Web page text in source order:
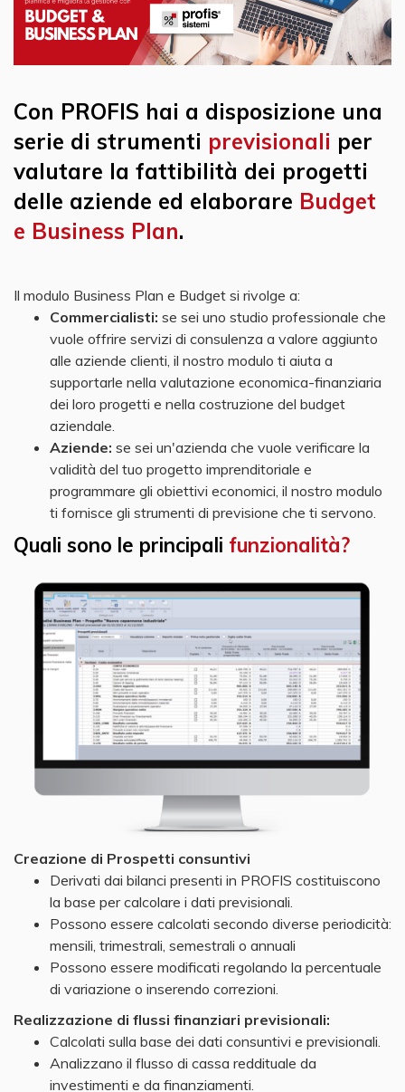
Con PROFIS hai a disposizione una
serie di strumenti previsionali per
valutare la fattibilità dei progetti
delle aziende ed elaborare Budget
e Business Plan.
Il modulo Business Plan e Budget si rivolge a:
Commercialisti: se sei uno studio professionale che
vuole offrire servizi di consulenza a valore aggiunto
alle aziende clienti, il nostro modulo ti aiuta a
supportarle nella valutazione economica-finanziaria
dei loro progetti e nella costruzione del budget
aziendale.
Aziende: se sei un'azienda che vuole verificare la
validità del tuo progetto imprenditoriale e
programmare gli obiettivi economici, il nostro modulo
ti fornisce gli strumenti di previsione che ti servono.
Quali sono le principali funzionalità?
Creazione di Prospetti consuntivi
Derivati dai bilanci presenti in PROFIS costituiscono
la base per calcolare i dati previsionali.
Possono essere calcolati secondo diverse periodicità:
mensili, trimestrali, semestrali o annuali
Possono essere modificati regolando la percentuale
di variazione o inserendo correzioni.
Realizzazione di flussi finanziari previsionali:
Calcolati sulla base dei dati consuntivi e previsionali.
Analizzano il flusso di cassa reddituale da
investimenti e da finanziamenti.